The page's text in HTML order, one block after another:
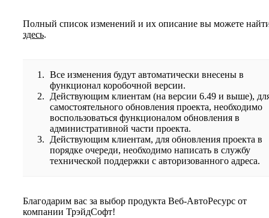
Полный список изменений и их описание вы можете
здесь.
Все изменения будут автоматически внесены в
функционал коробочной версии.
Действующим клиентам (на версии 6.49 и выше),
самостоятельного обновления проекта, необходимо
воспользоваться функционалом обновления в
административной части проекта.
Действующим клиентам, для обновления проекта в
порядке очереди, необходимо написать в службу
технической поддержки с авторизованного адреса.
Благодарим вас за выбор продукта Веб-АвтоРесурс от
компании ТрэйдСофт!